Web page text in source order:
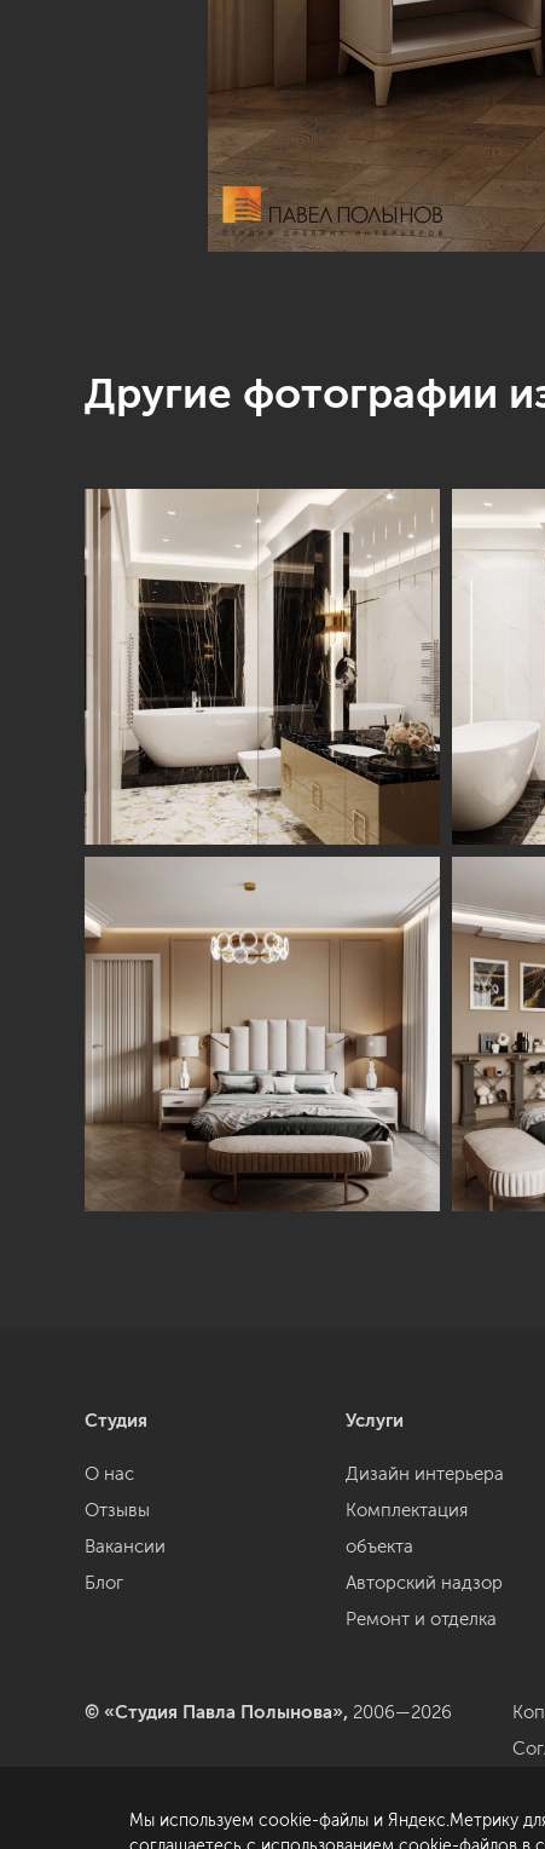
Другие фотографии
Студия
О нас
Отзывы
Вакансии
Блог
Услуги
Дизайн интерьера
Комплектация
объекта
Авторский надзор
Ремонт и отделка
© «Студия Павла Полынова», 2006—2026
Мы используем cookie-файлы и Яндекс.Метрику